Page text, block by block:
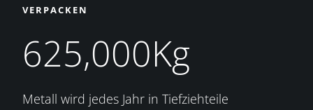
VERPACKEN
625,000Kg
Metall wird jedes Jahr in Tiefziehteile